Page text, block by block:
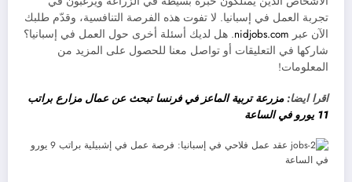
تجربة العمل في إسبانيا. لا تفوت هذه الفرصة التنافسية، وقدّم طلبك
الآن عبر nidjobs.com. هل لديك أسئلة أخرى حول العمل في إسبانيا؟
شاركها في التعليقات أو تواصل معنا للحصول على المزيد من
المعلومات!
اقرا ايضا:مزرعة تربية الماعز في فرنسا تبحث عن عمال مزارع براتب
11 يورو في الساعة